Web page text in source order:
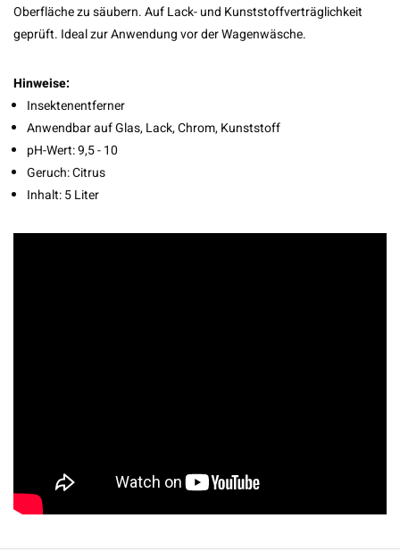
Oberfläche zu säubern. Auf Lack- und Kunststoffverträglichkeit
geprüft. Ideal zur Anwendung vor der Wagenwäsche.
Hinweise:
Insektenentferner
Anwendbar auf Glas, Lack, Chrom, Kunststoff
pH-Wert: 9,5 - 10
Geruch: Citrus
Inhalt: 5 Liter